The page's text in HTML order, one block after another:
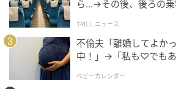
ら…→その後、後ろの乗
TRILL ニュース
不倫夫「離婚してよか
中！」→「私も♡でも
ベビーカレンダー